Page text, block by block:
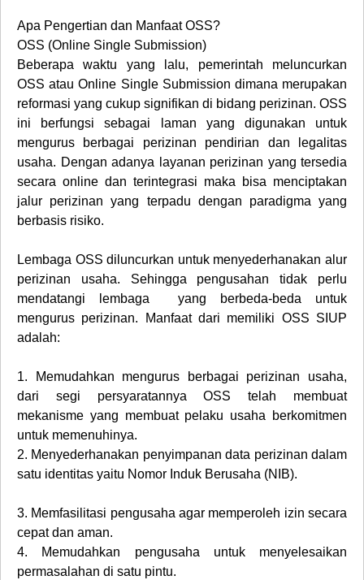
Apa Pengertian dan Manfaat OSS?
OSS (Online Single Submission)
Beberapa waktu yang lalu, pemerintah meluncurkan
OSS atau Online Single Submission dimana merupakan
reformasi yang cukup signifikan di bidang perizinan. OSS
ini berfungsi sebagai laman yang digunakan untuk
mengurus berbagai perizinan pendirian dan legalitas
usaha. Dengan adanya layanan perizinan yang tersedia
secara online dan terintegrasi maka bisa menciptakan
jalur perizinan yang terpadu dengan paradigma yang
berbasis risiko.
Lembaga OSS diluncurkan untuk menyederhanakan alur
perizinan usaha. Sehingga pengusahan tidak perlu
mendatangi lembaga yang berbeda-beda untuk
mengurus perizinan. Manfaat dari memiliki OSS SIUP
adalah:
1.
Memudahkan mengurus berbagai perizinan usaha,
dari segi persyaratannya OSS telah membuat
mekanisme yang membuat pelaku usaha berkomitmen
untuk memenuhinya.
2. Menyederhanakan penyimpanan data perizinan dalam
satu identitas yaitu Nomor Induk Berusaha (NIB).
3. Memfasilitasi pengusaha agar memperoleh izin secara
cepat dan aman.
4.
Memudahkan pengusaha untuk menyelesaikan
permasalahan di satu pintu.